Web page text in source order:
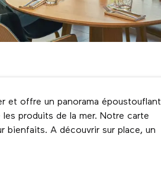
et offre un panorama époustouflant
produits de la mer. Notre carte
bienfaits. A découvrir sur place, un